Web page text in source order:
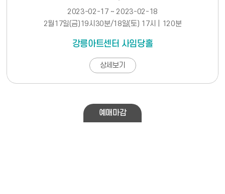
2023-02-17 ~ 2023-02-18
2월17일(금)19시30분/18일(토) 17시 | 120분
강릉아트센터 사임당홀
상세보기
예매마감